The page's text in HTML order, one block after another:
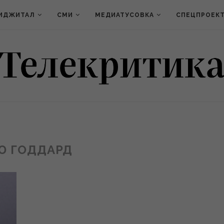
СМИ МЕДИАТУСОВКА
ГОДДАРД